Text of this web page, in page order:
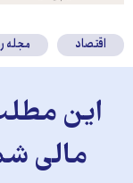
کنید
اقتصاد مجله
این
مالی